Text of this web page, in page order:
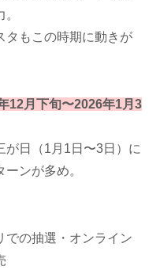
タもこの時期に動きが
12月下旬〜2026年1月3
日（1月1日〜3日）に
ンが多め。
での抽選・オンライン